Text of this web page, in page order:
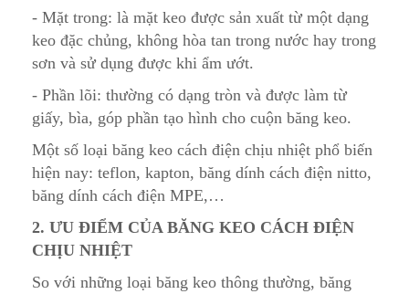
- Mặt trong: là mặt keo được sản xuất từ một dạng
keo đặc chủng, không hòa tan trong nước hay trong
sơn và sử dụng được khi ẩm ướt.
- Phần lõi: thường có dạng tròn và được làm từ
giấy, bìa, góp phần tạo hình cho cuộn băng keo.
Một số loại băng keo cách điện chịu nhiệt phổ biến
hiện nay: teflon, kapton, băng dính cách điện nitto,
băng dính cách điện MPE,…
2. ƯU ĐIỂM CỦA BĂNG KEO CÁCH ĐIỆN
CHỊU NHIỆT
So với những loại băng keo thông thường, băng